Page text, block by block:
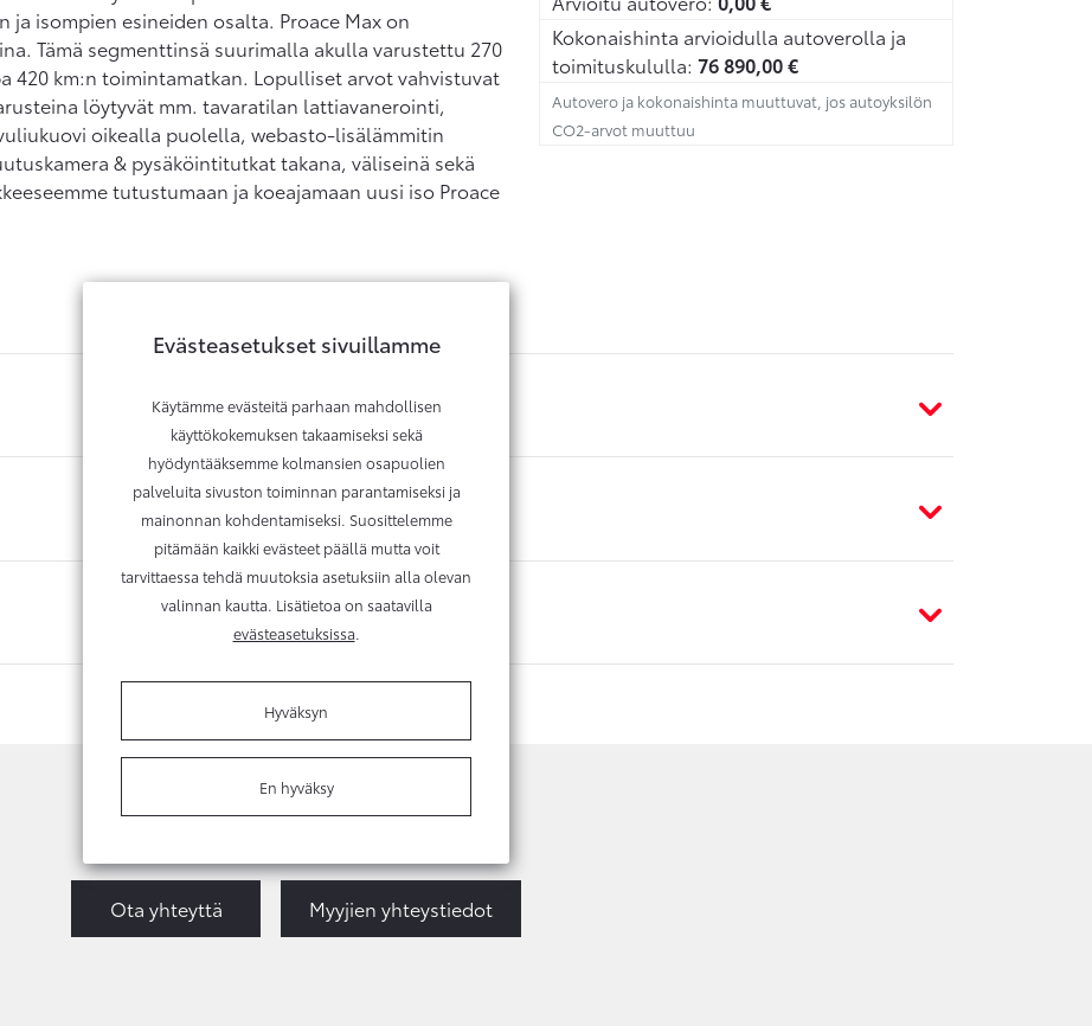
ja isompien esineiden osalta. Proace Max on
Tämä segmenttinsä suurimalla akulla varustettu 270
420 km:n toimintamatkan. Lopulliset arvot vahvistuvat
löytyvät mm. tavaratilan lattiavanerointi,
oikealla puolella, webasto-lisälämmitin
& pysäköintitutkat takana, väliseinä sekä
tutustumaan ja koeajamaan uusi iso Proace
Kokonaishinta arvioidulla autoverolla ja
toimituskululla: 76 890,00€
Autovero ja kokonaishinta muuttuvat, jos autoyksilön
CO2-arvot muuttuu
Kysy lisätietoja tai vaihtotarjousta
Ota yhteyttä Myyjien yhteystiedot
Evästeasetukset sivuillamme
Käytämme evästeitä parhaan mahdollisen
käyttökokemuksen takaamiseksi sekä
hyödyntääksemme kolmansien osapuolien
palveluita sivuston toiminnan parantamiseksi ja
mainonnan kohdentamiseksi. Suosittelemme
pitämään kaikki evästeet päällä mutta voit
tarvittaessa tehdä muutoksia asetuksiin alla olevan
valinnan kautta. Lisätietoa on saatavilla
evästeasetuksissa.
Hyväksyn
En hyväksy